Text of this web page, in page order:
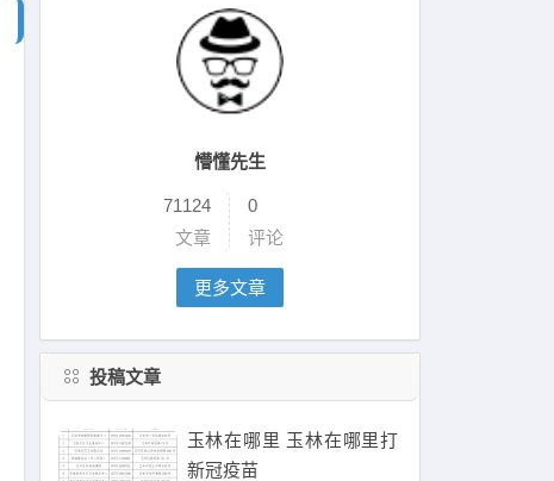
懵懂先生
71124
文章
0
评论
更多文章
投稿文章
玉林在哪里 玉林在哪里打
新冠疫苗